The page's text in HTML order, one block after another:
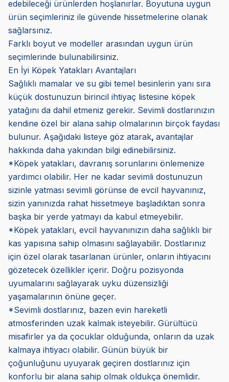
edebileceği ürünlerden hoşlanırlar. Boyutuna uygun
ürün seçimleriniz ile güvende hissetmelerine olanak
sağlarsınız.
Farklı boyut ve modeller arasından uygun ürün
seçimlerinde bulunabilirsiniz.
En İyi Köpek Yatakları Avantajları
Sağlıklı mamalar ve su gibi temel besinlerin yanı sıra
küçük dostunuzun birincil ihtiyaç listesine köpek
yatağını da dahil etmeniz gerekir. Sevimli dostlarınızın
kendine özel bir alana sahip olmalarının birçok faydası
bulunur. Aşağıdaki listeye göz atarak, avantajlar
hakkında daha yakından bilgi edinebilirsiniz.
*Köpek yatakları, davranış sorunlarını önlemenize
yardımcı olabilir. Her ne kadar sevimli dostunuzun
sizinle yatması sevimli görünse de evcil hayvanınız,
sizin yanınızda rahat hissetmeye başladıktan sonra
başka bir yerde yatmayı da kabul etmeyebilir.
*Köpek yatakları, evcil hayvanınızın daha sağlıklı bir
kas yapısına sahip olmasını sağlayabilir. Dostlarınız
için özel olarak tasarlanan ürünler, onların ihtiyacını
gözetecek özellikler içerir. Doğru pozisyonda
uyumalarını sağlayarak uyku düzensizliği
yaşamalarının önüne geçer.
*Sevimli dostlarınız, bazen evin hareketli
atmosferinden uzak kalmak isteyebilir. Gürültücü
misafirler ya da çocuklar olduğunda, onların da uzak
kalmaya ihtiyacı olabilir. Günün büyük bir
çoğunluğunu uyuyarak geçiren dostlarınız için
konforlu bir alana sahip olmak oldukça önemlidir.